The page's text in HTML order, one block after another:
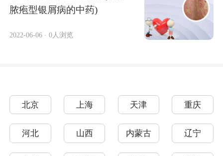
脓疱型银屑病的中药)
2022-06-06 · 0人浏览
北京 上海 天津 重庆
河北 山西 内蒙古 辽宁